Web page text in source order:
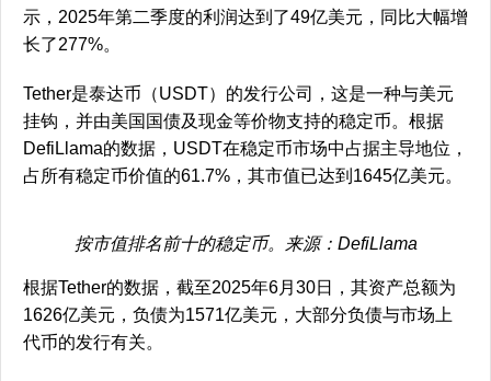
示，2025年第二季度的利润达到了49亿美元，同比大幅增
长了277%。
Tether是泰达币（USDT）的发行公司，这是一种与美元
挂钩，并由美国国债及现金等价物支持的稳定币。根据
DefiLlama的数据，USDT在稳定币市场中占据主导地位，
占所有稳定币价值的61.7%，其市值已达到1645亿美元。
按市值排名前十的稳定币。来源：DefiLlama
根据Tether的数据，截至2025年6月30日，其资产总额为
1626亿美元，负债为1571亿美元，大部分负债与市场上
代币的发行有关。